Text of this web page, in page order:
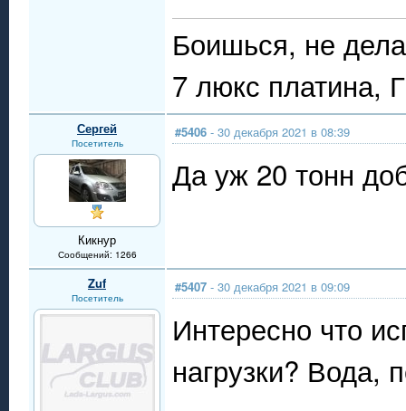
Боишься, не
7 люкс платина,
Сергей
Посетитель
Кикнур
Сообщений: 1266
#5406 - 30 декабря 2021 в 08:39
Да уж 20 тонн
Zuf
Посетитель
#5407 - 30 декабря 2021 в 09:09
Интересно что
нагрузки? Вода,